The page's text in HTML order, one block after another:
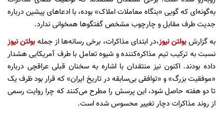
به‌گونه‌ای که گویی «بنگاه معاملات املاک» بوده، با ادعاهای پیشین درباره
جدیت طرف مقابل و چارچوب مشخص گفتگوها همخوانی ندارد.
به گزارشبولتن نیوز،در ابتدای مذاکرات، برخی رسانه‌ها از جملهبولتن نیوز
نسبت به ترکیب تیم مذاکره‌کننده و شیوه تعامل با طرف آمریکایی هشدار
داده بودند. اکنون نیز منتقدان با اشاره به سخنان قبلی عراقچی درباره
«موفقیت بزرگ» و «توافقی بی‌سابقه در تاریخ ایران» که قرار بود ظرف یک
تا دو هفته حاصل شود، این پرسش را مطرح می‌کنند که چرا روایت رسمی
از روند مذاکرات دچار تغییر محسوس شده است.